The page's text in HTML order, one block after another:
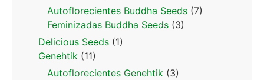
Autoflorecientes Buddha Seeds (7)
Feminizadas Buddha Seeds (3)
Delicious Seeds (1)
Genehtik (11)
Autoflorecientes Genehtik (3)